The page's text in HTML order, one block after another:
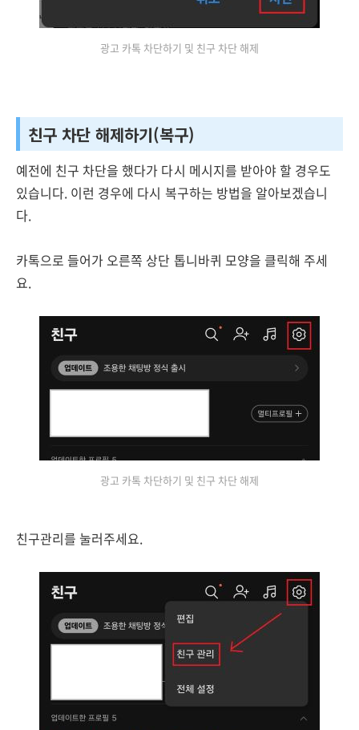
광고 카톡 차단하기 및 친구 차단 해제
친구 차단 해제하기(복구)
예전에 친구 차단을 했다가 다시 메시지를 받아야 할 경우도
있습니다. 이런 경우에 다시 복구하는 방법을 알아보겠습니
다.
카톡으로 들어가 오른쪽 상단 톱니바퀴 모양을 클릭해 주세
요.
광고 카톡 차단하기 및 친구 차단 해제
친구관리를 눌러주세요.